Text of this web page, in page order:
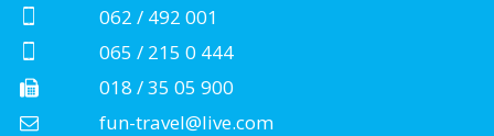
062 / 492 001
065 / 215 0 444
018 / 35 05 900
fun-travel@live.com